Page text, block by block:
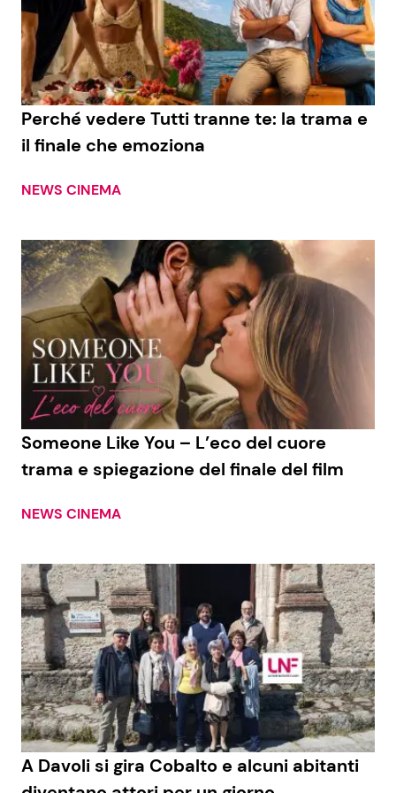
Seguici
Chi siamo
Redazione
Contattaci
Pubblicità
Privacy Policy
Perché vedere Tutti tranne te: la trama e
il finale che emoziona
NEWS CINEMA
Someone Like You – L’eco del cuore
trama e spiegazione del finale del film
NEWS CINEMA
A Davoli si gira Cobalto e alcuni abitanti